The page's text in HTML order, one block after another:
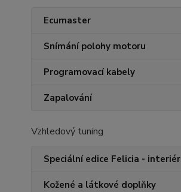
Ecumaster
Snímání polohy motoru
Programovací kabely
Zapalování
Vzhledový tuning
Speciální edice Felicia - interiér
Kožené a látkové doplňky